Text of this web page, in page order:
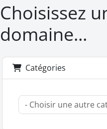
Choisissez
domaine...
Catégories